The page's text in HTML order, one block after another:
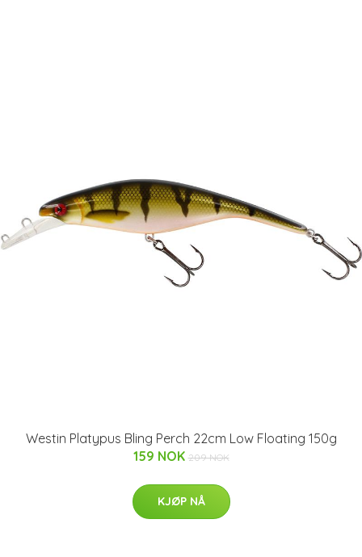
Westin Platypus Bling Perch 22cm Low Floating 150g
159 NOK 209 NOK
KJØP NÅ